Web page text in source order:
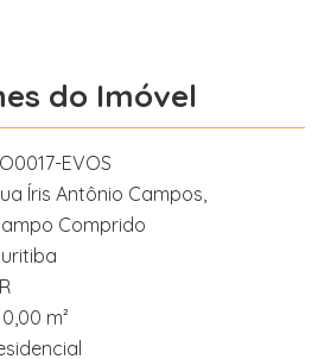
do Imóvel
EVOS
Íris Antônio Campos,
Comprido
m²